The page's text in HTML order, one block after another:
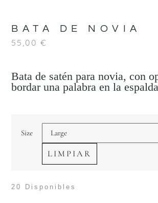
BATA DE NOVIA
55,00€
Bata de satén para novia, con
bordar una palabra en la
Size
LIMPIAR
20 Disponibles